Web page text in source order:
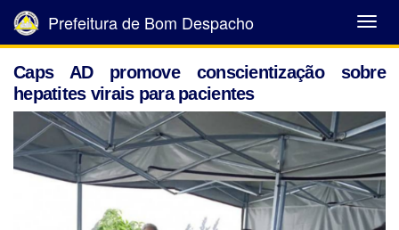
Abrir
Menu
Prefeitura de Bom Despacho
Caps AD promove conscientização sobre
hepatites virais para pacientes